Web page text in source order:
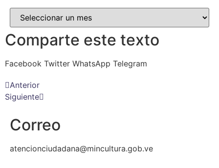
Comparte este texto
Facebook Twitter WhatsApp Telegram
Anterior
Siguiente
Correo
atencionciudadana@mincultura.gob.ve